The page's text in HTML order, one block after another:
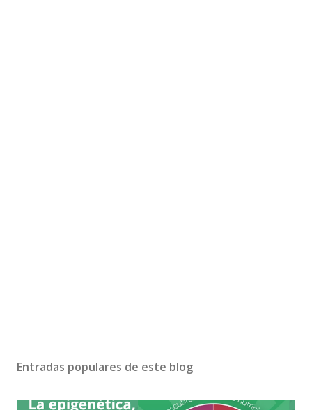
Entradas populares de este blog